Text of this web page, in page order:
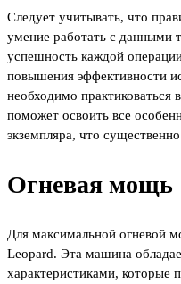
Следует учитывать, что
умение работать с данными
успешность каждой
повышения эффективности
необходимо практиковаться
поможет освоить все
экземпляра, что
Огневая мощь
Для максимальной огневой
Leopard. Эта машина
характеристиками, которые